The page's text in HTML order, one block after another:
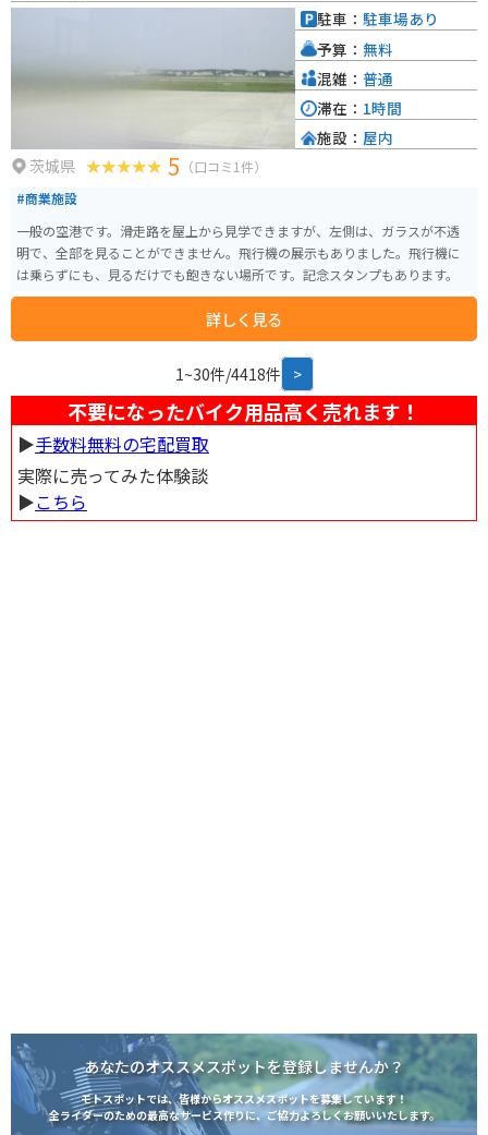
す。
茨城県 5 （口コミ1件）
#商業施設
一般の空港です。滑走路を屋上から見学できますが、左側は、ガラスが不透
明で、全部を見ることができません。飛行機の展示もありました。飛行機に
は乗らずにも、見るだけでも飽きない場所です。記念スタンプもあります。
詳しく見る
駐車： 駐車場あり
予算： 無料
混雑： 普通
滞在： 1時間
施設： 屋内
1~30件/4418件 >
不要になったバイク用品高く売れます！
▶︎手数料無料の宅配買取
実際に売ってみた体験談
▶︎こちら
あなたのオススメスポットを登録しませんか？
モトスポットでは、皆様からオススメスポットを募集しています！
全ライダーのための最高なサービス作りに、ご協力よろしくお願いいたします。